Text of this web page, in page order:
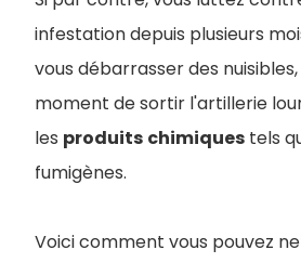
infestation depuis plusieurs
vous débarrasser des
moment de sortir l'artillerie
les produits chimiques tels
fumigènes.
Voici comment vous pouvez